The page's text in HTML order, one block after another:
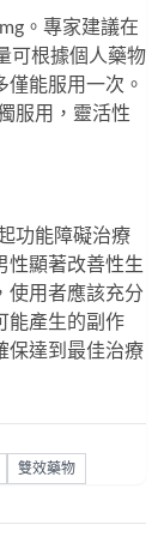
。專家建議在
可根據個人藥物
能服用一次。
服用，靈活性
功能障礙治療
性顯著改善性生
使用者應該充分
能產生的副作
保達到最佳治療
雙效藥物